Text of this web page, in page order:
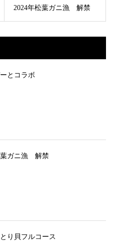
2024年松葉ガニ漁 解禁
とコラボ
葉ガニ漁 解禁
り貝フルコース